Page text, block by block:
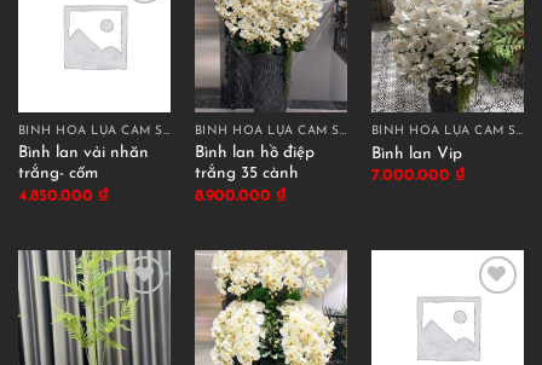
BÌNH HOA LỤA CẮM SẴN
Bình lan vải nhăn
trắng- cốm
4.850.000 ₫
BÌNH HOA LỤA CẮM SẴN
Bình lan hồ điệp
trắng 35 cành
8.900.000 ₫
BÌNH HOA LỤA CẮM SẴN
Bình lan Vip
7.000.000 ₫